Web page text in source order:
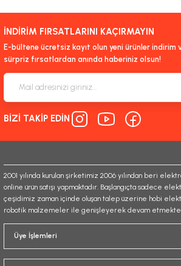
yetersiz gördüğünüz noktaları öneri formunu
iletebilirsiniz.
Görüş ve önerileriniz için teşekkür ederiz.
Ürün açıklamasında eksik bilgiler bulunuyor.
Ürün bilgilerinde hatalar bulunuyor.
Ürün fiyatı diğer sitelerden daha pahalı.
Gönder
İNDİRİM FIRSATLARINI KAÇIRMAYIN
E-bültene ücretsiz kayıt olun yeni ürünler indirim
sürpriz fırsatlardan anında haberiniz olsun!
BİZİ TAKİP EDİN
2001 yılında kurulan şirketimiz 2006 yılından beri
online ürün satışı yapmaktadır. Başlangıçta sadece
çeşidimiz zaman içinde oluşan talep üzerine hobi
robotik malzemeler ile genişleyerek devam
Üye İşlemleri